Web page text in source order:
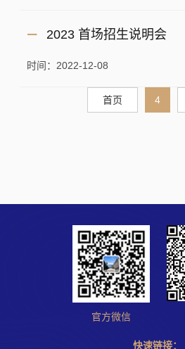
2023 首场招生说明会
时间：2022-12-08
首页 4
官方微信
快速链接：